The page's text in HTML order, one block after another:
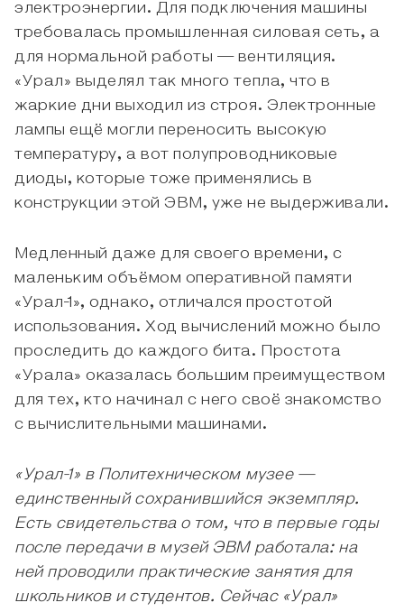
электроэнергии. Для подключения машины
требовалась промышленная силовая сеть, а
для нормальной работы — вентиляция.
«Урал» выделял так много тепла, что в
жаркие дни выходил из строя. Электронные
лампы ещё могли переносить высокую
температуру, а вот полупроводниковые
диоды, которые тоже применялись в
конструкции этой ЭВМ, уже не выдерживали.
Медленный даже для своего времени, с
маленьким объёмом оперативной памяти
«Урал-1», однако, отличался простотой
использования. Ход вычислений можно было
проследить до каждого бита. Простота
«Урала» оказалась большим преимуществом
для тех, кто начинал с него своё знакомство
с вычислительными машинами.
«Урал-1» в Политехническом музее —
единственный сохранившийся экземпляр.
Есть свидетельства о том, что в первые годы
после передачи в музей ЭВМ работала: на
ней проводили практические занятия для
школьников и студентов. Сейчас «Урал»